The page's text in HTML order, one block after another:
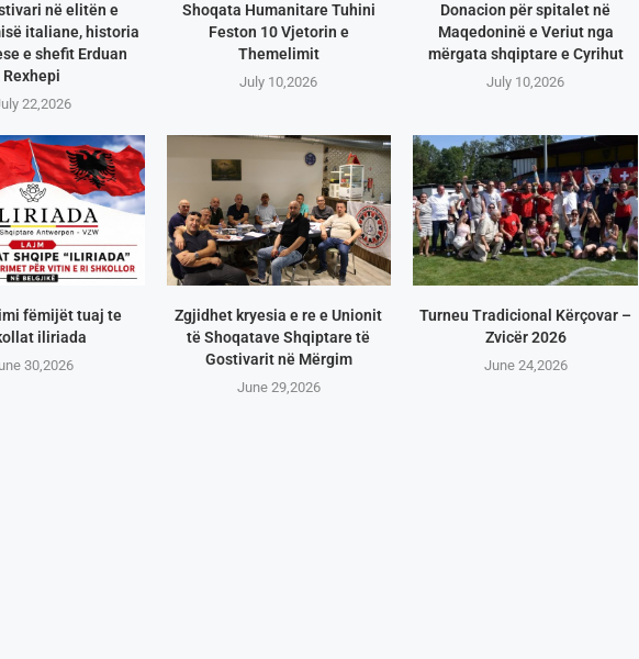
në elitën e
italiane, historia
e shefit Erduan
Rexhepi
22,2026
Shoqata Humanitare Tuhini
Feston 10 Vjetorin e
Themelimit
July 10,2026
Donacion për spitalet në
Maqedoninë e Veriut nga
mërgata shqiptare e Cyrihut
July 10,2026
fëmijët tuaj te
iliriada
30,2026
Zgjidhet kryesia e re e Unionit
të Shoqatave Shqiptare të
Gostivarit në Mërgim
June 29,2026
Turneu Tradicional Kërçovar –
Zvicër 2026
June 24,2026